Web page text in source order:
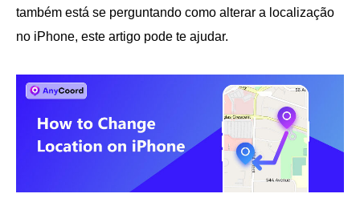
também está se perguntando como alterar a localização
no iPhone, este artigo pode te ajudar.